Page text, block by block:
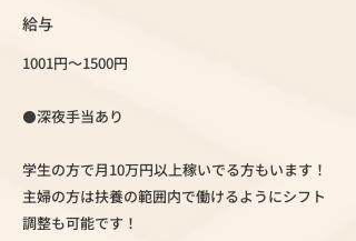
給与
1001円～1500円
⚫️深夜手当あり
学生の方で月10万円以上稼いでる方もいます！
主婦の方は扶養の範囲内で働けるようにシフト
調整も可能です！